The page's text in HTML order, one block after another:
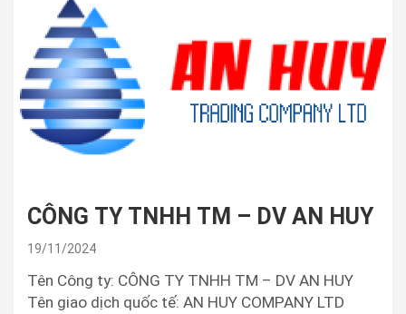
CÔNG TY TNHH TM – DV AN HUY
19/11/2024
Tên Công ty: CÔNG TY TNHH TM – DV AN HUY
Tên giao dịch quốc tế: AN HUY COMPANY LTD